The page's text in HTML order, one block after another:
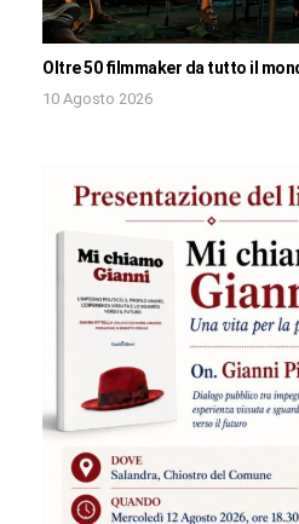
Oltre 50 filmmaker da tutto il
10 Agosto 2026